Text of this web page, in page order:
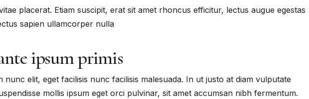
placerat. Etiam suscipit, erat sit amet rhoncus efficitur, lectus augue egestas
sapien ullamcorper nulla
ipsum primis
nunc elit, eget facilisis nunc facilisis malesuada. In ut justo at diam vulputate
mollis ipsum eget orci pulvinar, sit amet accumsan nibh fermentum.